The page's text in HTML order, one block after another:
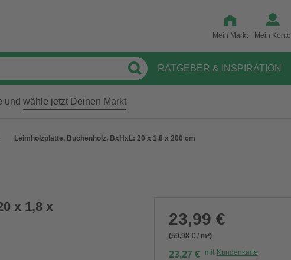
Mein Markt Mein Konto
RATGEBER & INSPIRATION
und wähle jetzt Deinen Markt
Leimholzplatte, Buchenholz, BxHxL: 20 x 1,8 x 200 cm
x 1,8 x
23,99 €
(59,98 € / m²)
23,27 € mit Kundenkarte